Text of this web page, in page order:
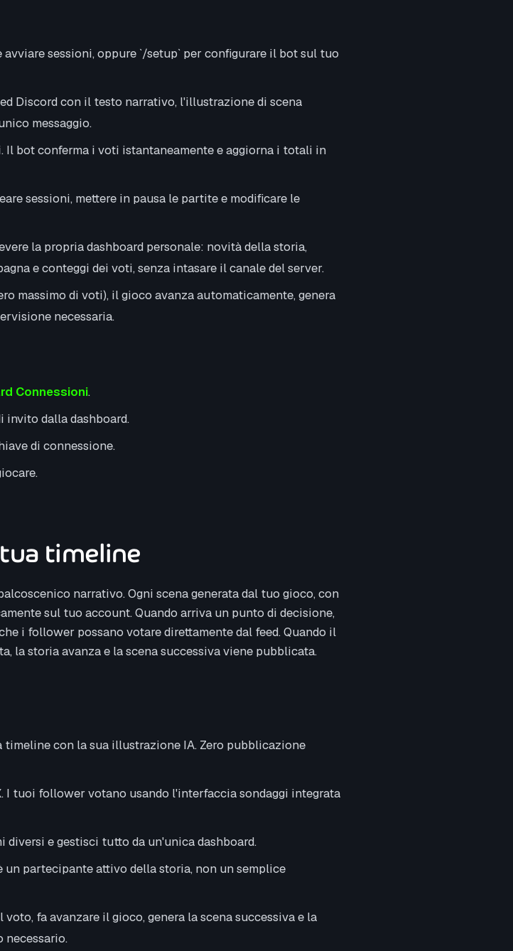
sessioni, oppure `/setup` per configurare il bot sul tuo
Discord con il testo narrativo, l'illustrazione di scena
messaggio.
Il bot conferma i voti istantaneamente e aggiorna i totali in
sessioni, mettere in pausa le partite e modificare le
la propria dashboard personale: novità della storia,
e conteggi dei voti, senza intasare il canale del server.
massimo di voti), il gioco avanza automaticamente, genera
necessaria.
Connessioni.
dalla dashboard.
di connessione.
timeline
narrativo. Ogni scena generata dal tuo gioco, con
sul tuo account. Quando arriva un punto di decisione,
i follower possano votare direttamente dal feed. Quando il
la storia avanza e la scena successiva viene pubblicata.
con la sua illustrazione IA. Zero pubblicazione
I tuoi follower votano usando l'interfaccia sondaggi integrata
e gestisci tutto da un'unica dashboard.
partecipante attivo della storia, non un semplice
fa avanzare il gioco, genera la scena successiva e la
necessario.